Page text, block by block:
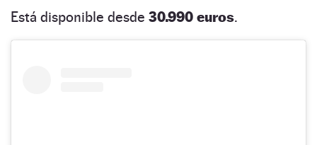
Está disponible desde 30.990 euros.